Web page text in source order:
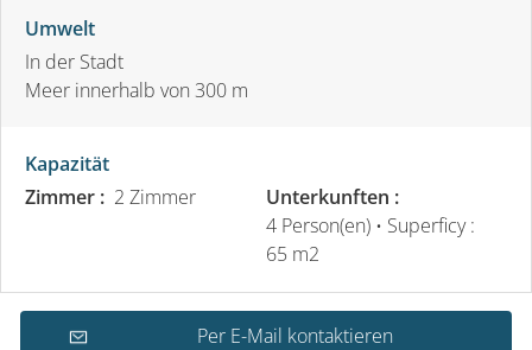
Umwelt
In der Stadt
Meer innerhalb von 300 m
Kapazität
Zimmer : 2 Zimmer
Unterkunften :
4 Person(en) • Superficy :
65 m2
Per E-Mail kontaktieren